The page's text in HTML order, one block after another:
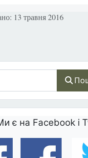
є на Facebook і
13 травня 2016
Україна: